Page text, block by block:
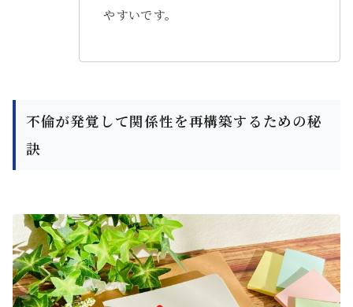
やすいです。
不倫が発覚して関係性を再構築するための秘
訣